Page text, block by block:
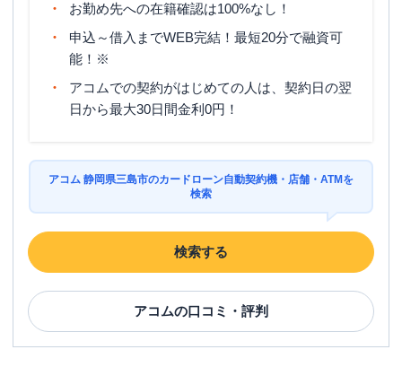
お勤め先への在籍確認は100%なし！
申込～借入までWEB完結！最短20分で融資可
能！※
アコムでの契約がはじめての人は、契約日の翌
日から最大30日間金利0円！
アコム 静岡県三島市のカードローン自動契約機・店舗・ATMを
検索
検索する
アコムの口コミ・評判